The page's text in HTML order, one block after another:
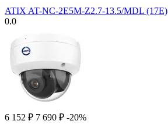
ATIX AT-NC-2E5M-Z2.7-13.5/MDL (17E)
0.0
6 152 ₽ 7 690 ₽ -20%